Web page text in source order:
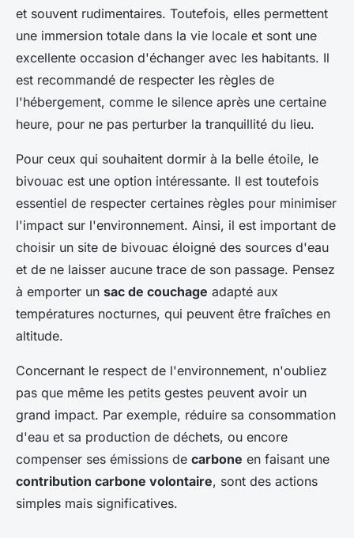
et souvent rudimentaires. Toutefois, elles permettent
une immersion totale dans la vie locale et sont une
excellente occasion d'échanger avec les habitants. Il
est recommandé de respecter les règles de
l'hébergement, comme le silence après une certaine
heure, pour ne pas perturber la tranquillité du lieu.
Pour ceux qui souhaitent dormir à la belle étoile, le
bivouac est une option intéressante. Il est toutefois
essentiel de respecter certaines règles pour minimiser
l'impact sur l'environnement. Ainsi, il est important de
choisir un site de bivouac éloigné des sources d'eau
et de ne laisser aucune trace de son passage. Pensez
à emporter un sac de couchage adapté aux
températures nocturnes, qui peuvent être fraîches en
altitude.
Concernant le respect de l'environnement, n'oubliez
pas que même les petits gestes peuvent avoir un
grand impact. Par exemple, réduire sa consommation
d'eau et sa production de déchets, ou encore
compenser ses émissions de carbone en faisant une
contribution carbone volontaire, sont des actions
simples mais significatives.